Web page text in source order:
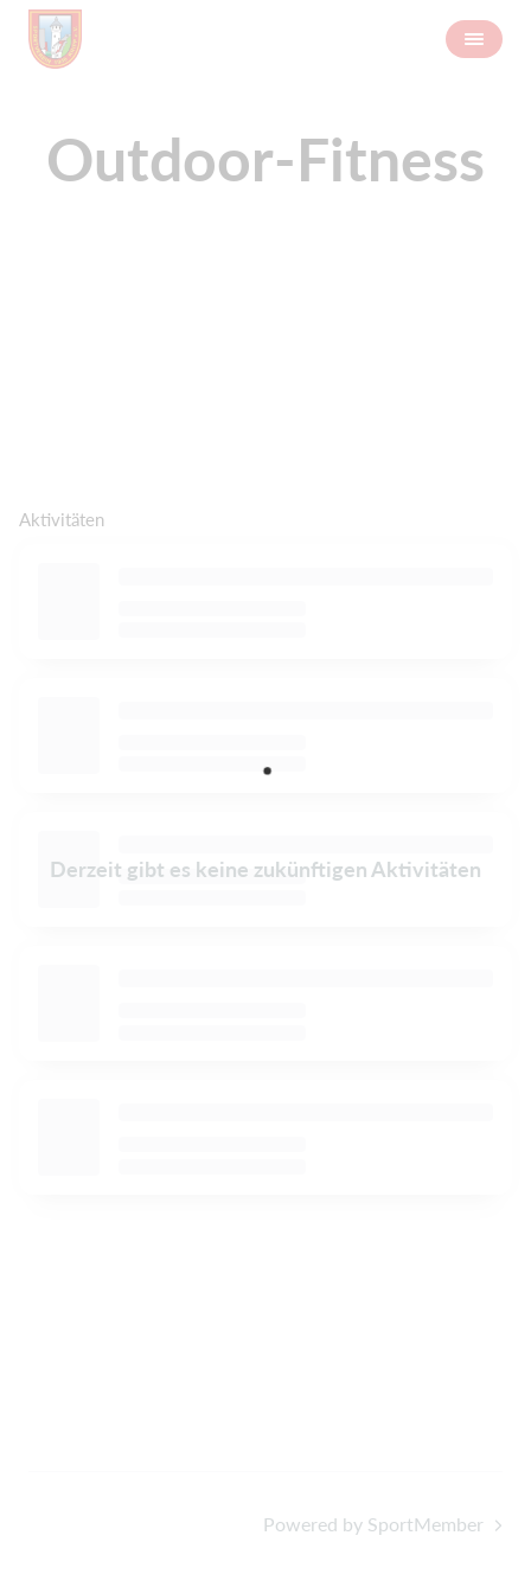
Outdoor-Fitness
Aktivitäten
Derzeit gibt es keine zukünftigen Aktivitäten
Powered by SportMember